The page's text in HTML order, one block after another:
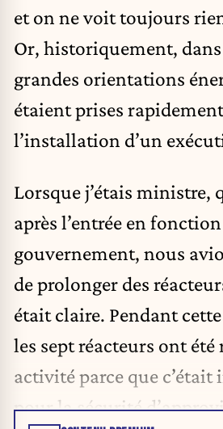
et on ne voit toujours
Or, historiquement, dans
grandes orientations
étaient prises
l’installation d’un
Lorsque j’étais ministre,
après l’entrée en
gouvernement, nous
de prolonger des
était claire. Pendant
les sept réacteurs ont été
activité parce que c’était
pour la sécurité